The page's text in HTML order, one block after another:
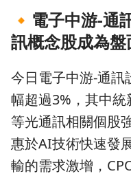
🔸 電子中游-通
訊概念股成為盤
今日電子中游-通訊
幅超過3%，其中
等光通訊相關個股
惠於AI技術快速發
輸的需求激增，